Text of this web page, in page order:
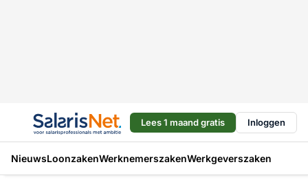
Lees 1 maand gratis Inloggen
NieuwsLoonzakenWerknemerszakenWerkgeverszaken